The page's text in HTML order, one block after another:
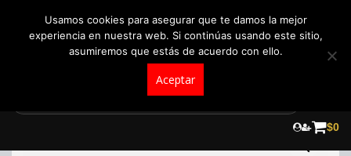
$0
Usamos cookies para asegurar que te damos la mejor
experiencia en nuestra web. Si continúas usando este sitio,
asumiremos que estás de acuerdo con ello.
Aceptar